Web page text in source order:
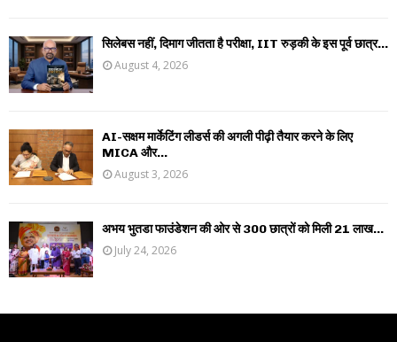
सिलेबस नहीं, दिमाग जीतता है परीक्षा, IIT रुड़की के इस पूर्व छात्र...
August 4, 2026
AI-सक्षम मार्केटिंग लीडर्स की अगली पीढ़ी तैयार करने के लिए
MICA और...
August 3, 2026
अभय भुतडा फाउंडेशन की ओर से 300 छात्रों को मिली 21 लाख...
July 24, 2026